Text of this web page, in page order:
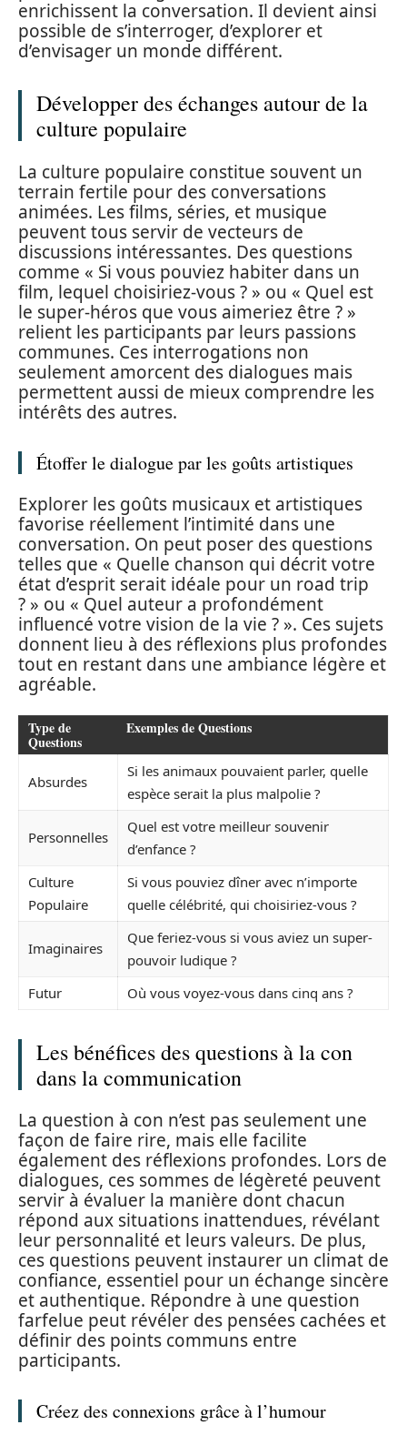
enrichissent la conversation. Il devient ainsi
possible de s’interroger, d’explorer et
d’envisager un monde différent.
Développer des échanges autour de la
culture populaire
La culture populaire constitue souvent un
terrain fertile pour des conversations
animées. Les films, séries, et musique
peuvent tous servir de vecteurs de
discussions intéressantes. Des questions
comme « Si vous pouviez habiter dans un
film, lequel choisiriez-vous ? » ou « Quel est
le super-héros que vous aimeriez être ? »
relient les participants par leurs passions
communes. Ces interrogations non
seulement amorcent des dialogues mais
permettent aussi de mieux comprendre les
intérêts des autres.
Étoffer le dialogue par les goûts artistiques
Explorer les goûts musicaux et artistiques
favorise réellement l’intimité dans une
conversation. On peut poser des questions
telles que « Quelle chanson qui décrit votre
état d’esprit serait idéale pour un road trip
? » ou « Quel auteur a profondément
influencé votre vision de la vie ? ». Ces sujets
donnent lieu à des réflexions plus profondes
tout en restant dans une ambiance légère et
agréable.
Type de
Questions
Exemples de Questions
Absurdes
Si les animaux pouvaient parler, quelle
espèce serait la plus malpolie ?
Personnelles
Quel est votre meilleur souvenir
d’enfance ?
Culture
Populaire
Si vous pouviez dîner avec n’importe
quelle célébrité, qui choisiriez-vous ?
Imaginaires
Que feriez-vous si vous aviez un super-
pouvoir ludique ?
Futur
Où vous voyez-vous dans cinq ans ?
Les bénéfices des questions à la con
dans la communication
La question à con n’est pas seulement une
façon de faire rire, mais elle facilite
également des réflexions profondes. Lors de
dialogues, ces sommes de légèreté peuvent
servir à évaluer la manière dont chacun
répond aux situations inattendues, révélant
leur personnalité et leurs valeurs. De plus,
ces questions peuvent instaurer un climat de
confiance, essentiel pour un échange sincère
et authentique. Répondre à une question
farfelue peut révéler des pensées cachées et
définir des points communs entre
participants.
Créez des connexions grâce à l’humour